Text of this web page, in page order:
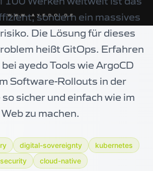
sondern ein massives
Die Lösung für dieses
heißt GitOps. Erfahren
ayedo Tools wie ArgoCD
Software-Rollouts in der
sicher und einfach wie im
Web zu machen.
digital-sovereignty
kubernetes
security
cloud-native